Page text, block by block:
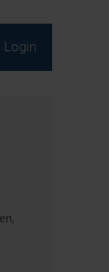
Login